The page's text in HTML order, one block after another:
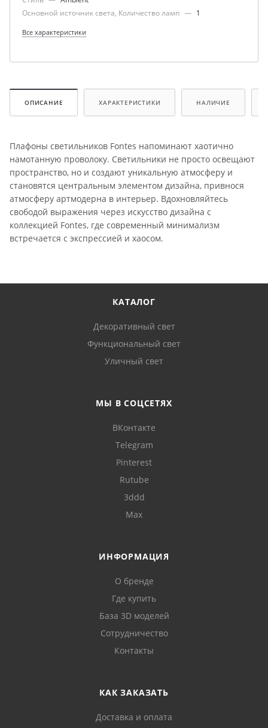
Основной источник света, Количество ламп — 1
Все характеристики
ОПИСАНИЕ ХАРАКТЕРИСТИКИ НАЛИЧИЕ
Плафоны светильников Fontes напоминают хаотично
намотанную проволоку. Светильники не просто освещают
пространство, но и создают уникальную атмосферу и
становятся центральным элементом дизайна, привнося
атмосферу артмодерна в интерьер. Вдохновляйтесь
свободой выражения через искусство дизайна с
коллекцией Fontes, где современный минимализм
встречается с экспрессией и хаосом.
КАТАЛОГ
Декоративный свет
Функциональный свет
Уличный свет
МЫ В СОЦСЕТЯХ
ВКонтакте
Telegram
Pinterest
Rutube
3ddd
Max
ИНФОРМАЦИЯ
О бренде
Где купить
База 3D моделей
Сотрудничество
Контакты
КАК ЗАКАЗАТЬ
Доставка и оплата